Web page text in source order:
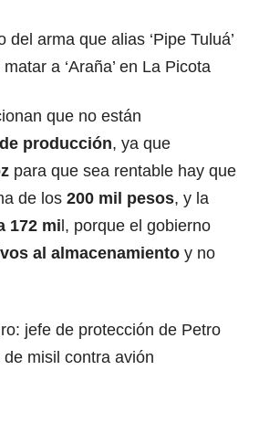
del arma que alias ‘Pipe Tuluá’
a ‘Araña’ en La Picota
que no están
producción, ya que
para que sea rentable hay que
de los 200 mil pesos, y la
172 mil, porque el gobierno
al almacenamiento y no
jefe de protección de Petro
misil contra avión